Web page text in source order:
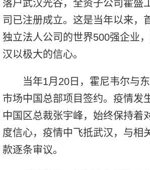
落户武汉光谷，全资子公司霍盛
司已注册成立。这是当年以来，
独立法人公司的世界500强企业
汉以极大的信心。
当年1月20日，霍尼韦尔与东
市场中国总部项目签约。疫情发
中国区总裁张宇峰，始终保持着
度信心，疫情中飞抵武汉，与相
款逐条审议。